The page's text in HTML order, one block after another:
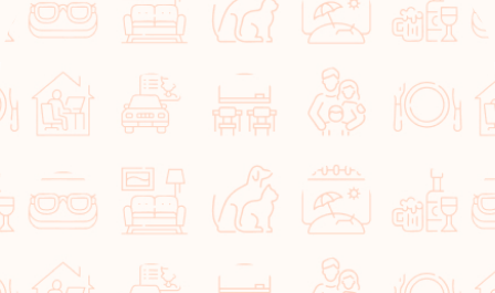
EVENT
交流を深める取り組みや行事